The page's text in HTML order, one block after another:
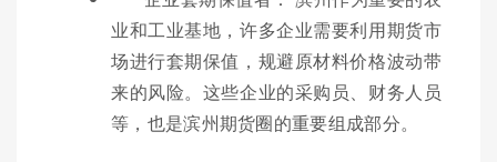
业和工业基地，许多企业需要利用期货市
场进行套期保值，规避原材料价格波动带
来的风险。这些企业的采购员、财务人员
等，也是滨州期货圈的重要组成部分。